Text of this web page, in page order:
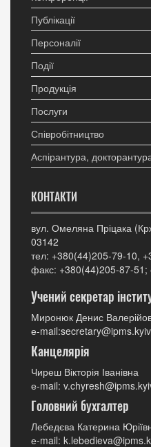
Публікації
Персоналії
Події
Продукція
Послуги
Співробітництво
Аспірантура,
КОНТАКТИ
вул. Омеляна Пріцака
03142
тел: +380(44)205-79-10,
факс: +380(44)205-87-51;
Учений секретар
Миронюк Денис
е-
Канцелярія
Чиреш Вікторія Іванівна
е-mail:
Головний бухгалтер
Лебедєва Катерина
е-mail: